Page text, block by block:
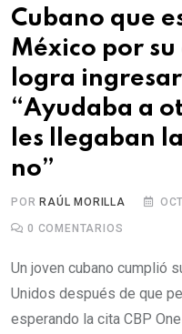
Cubano que
México por su
logra ingresar
“Ayudaba a
les llegaban
no”
PORRAÚL MORILLA
0 COMENTARIOS
Un joven cubano cumplió
Unidos después de que
esperando la cita CBP